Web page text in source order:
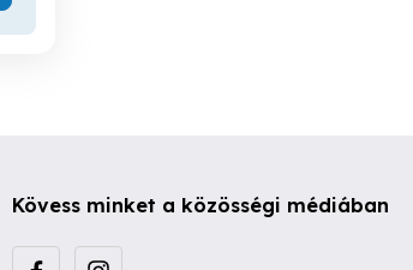
Kövess minket a közösségi médiában